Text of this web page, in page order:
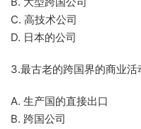
C. 高技术公司
D. 日本的公司
3.最古老的跨国界的商业活
A. 生产国的直接出口
B. 跨国公司